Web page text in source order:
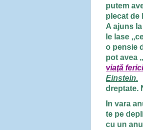
putem
plecat de
A ajuns
le lase
o pensie
pot
viaţă
Einstein.
dreptate.
In vara
te pe
cu un